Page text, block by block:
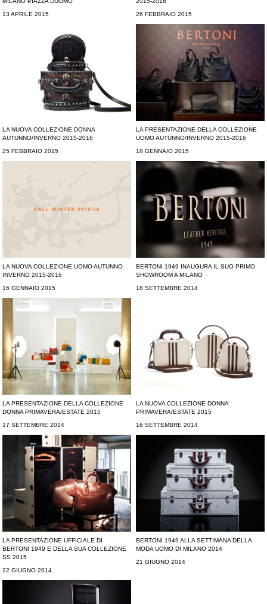
13 APRILE 2015 26 FEBBRAIO 2015
LA NUOVA COLLEZIONE DONNA
AUTUNNO/INVERNO 2015-2016
25 FEBBRAIO 2015
LA PRESENTAZIONE DELLA COLLEZIONE
UOMO AUTUNNO/INVERNO 2015-2016
18 GENNAIO 2015
LA NUOVA COLLEZIONE UOMO AUTUNNO
INVERNO 2015-2016
16 GENNAIO 2015
BERTONI 1949 INAUGURA IL SUO PRIMO
SHOWROOM A MILANO
18 SETTEMBRE 2014
LA PRESENTAZIONE DELLA COLLEZIONE
DONNA PRIMAVERA/ESTATE 2015
17 SETTEMBRE 2014
LA NUOVA COLLEZIONE DONNA
PRIMAVERA/ESTATE 2015
16 SETTEMBRE 2014
LA PRESENTAZIONE UFFICIALE DI
BERTONI 1949 E DELLA SUA COLLEZIONE
SS 2015
22 GIUGNO 2014
BERTONI 1949 ALLA SETTIMANA DELLA
MODA UOMO DI MILANO 2014
21 GIUGNO 2014